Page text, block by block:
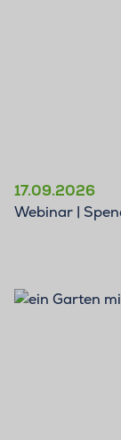
17.09.2026
Webinar |